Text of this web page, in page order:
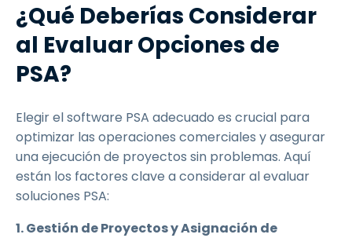
¿Qué Deberías Considerar
al Evaluar Opciones de
PSA?
Elegir el software PSA adecuado es crucial para
optimizar las operaciones comerciales y asegurar
una ejecución de proyectos sin problemas. Aquí
están los factores clave a considerar al evaluar
soluciones PSA:
1. Gestión de Proyectos y Asignación de